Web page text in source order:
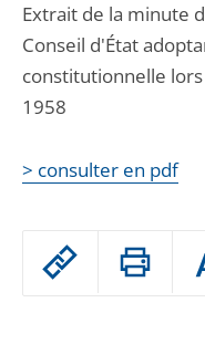
Passer
Extrait de la minute
Conseil d'État
constitutionnelle
1958
> consulter en pdf